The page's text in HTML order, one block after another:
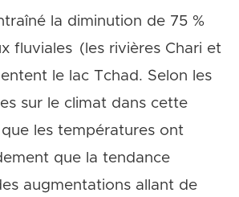
la diminution de 75 %
fluviales (les rivières Chari et
le lac Tchad. Selon les
sur le climat dans cette
que les températures ont
que la tendance
augmentations allant de